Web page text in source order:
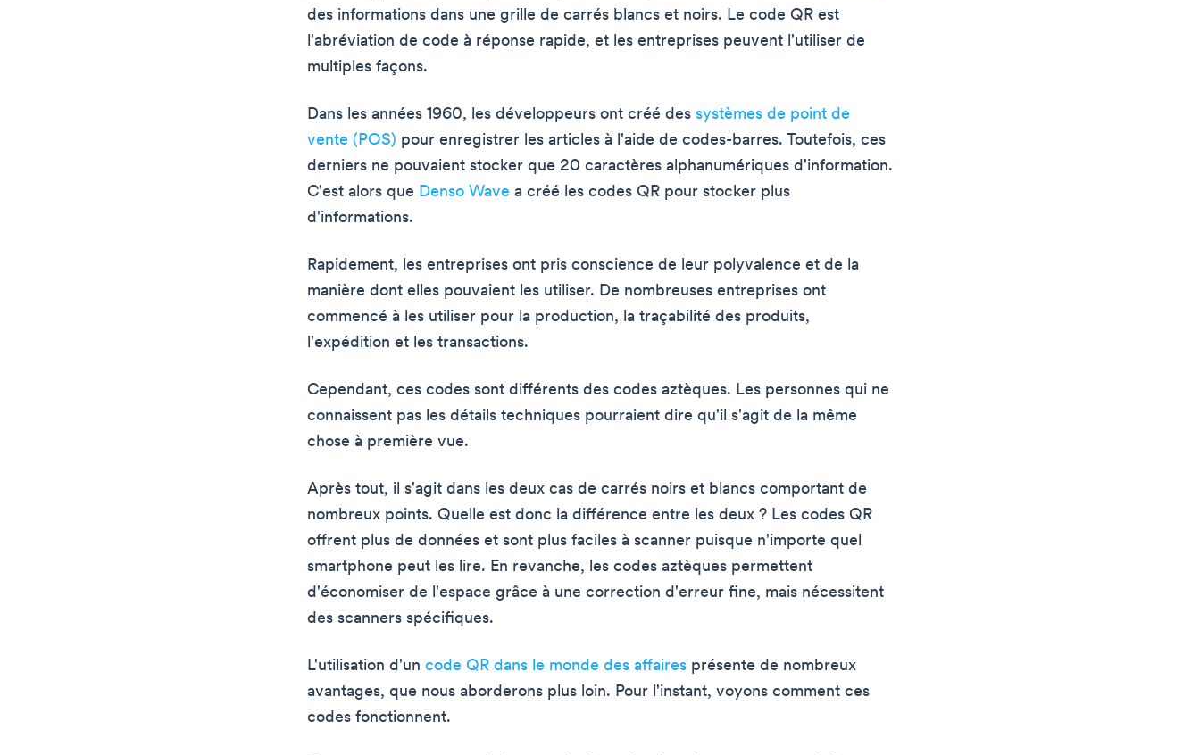
des informations dans une grille de carrés blancs et noirs. Le code QR est
l'abréviation de code à réponse rapide, et les entreprises peuvent l'utiliser de
multiples façons.
Dans les années 1960, les développeurs ont créé des systèmes de point de
vente (POS) pour enregistrer les articles à l'aide de codes-barres. Toutefois, ces
derniers ne pouvaient stocker que 20 caractères alphanumériques d'information.
C'est alors que Denso Wave a créé les codes QR pour stocker plus
d'informations.
Rapidement, les entreprises ont pris conscience de leur polyvalence et de la
manière dont elles pouvaient les utiliser. De nombreuses entreprises ont
commencé à les utiliser pour la production, la traçabilité des produits,
l'expédition et les transactions.
Cependant, ces codes sont différents des codes aztèques. Les personnes qui ne
connaissent pas les détails techniques pourraient dire qu'il s'agit de la même
chose à première vue.
Après tout, il s'agit dans les deux cas de carrés noirs et blancs comportant de
nombreux points. Quelle est donc la différence entre les deux ? Les codes QR
offrent plus de données et sont plus faciles à scanner puisque n'importe quel
smartphone peut les lire. En revanche, les codes aztèques permettent
d'économiser de l'espace grâce à une correction d'erreur fine, mais nécessitent
des scanners spécifiques.
L'utilisation d'un code QR dans le monde des affaires présente de nombreux
avantages, que nous aborderons plus loin. Pour l'instant, voyons comment ces
codes fonctionnent.